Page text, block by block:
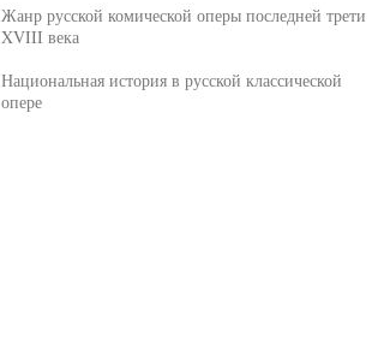
Жанр русской комической оперы последней трети
XVIII века
Национальная история в русской классической
опере